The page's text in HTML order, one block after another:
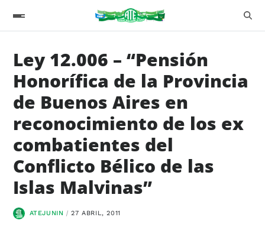
Ley 12.006 – “Pensión
Honorífica de la Provincia
de Buenos Aires en
reconocimiento de los ex
combatientes del
Conflicto Bélico de las
Islas Malvinas”
ATEJUNIN 27 ABRIL, 2011